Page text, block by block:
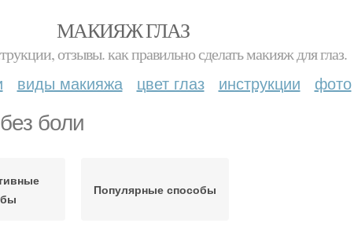
МАКИЯЖ ГЛАЗ
отзывы. как правильно сделать макияж для глаз.
виды макияжа цвет глаз инструкции фото
боли
Популярные способы